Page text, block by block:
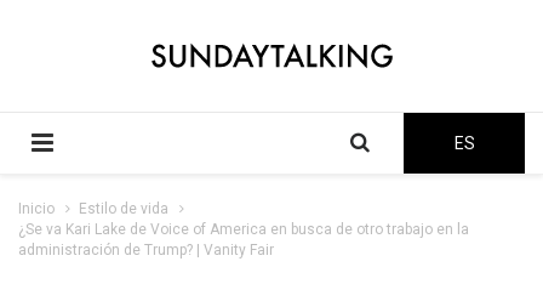
ES
Inicio
Estilo de vida
¿Se va Kari Lake de Voice of America en busca de otro trabajo en la
administración de Trump? | Vanity Fair